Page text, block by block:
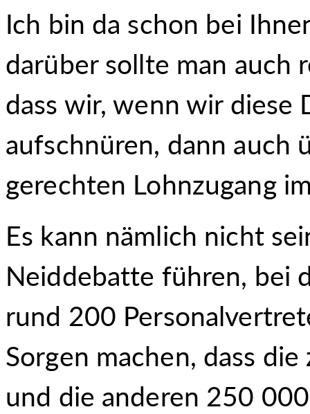
Ich bin da schon bei
darüber sollte man auch
dass wir, wenn wir diese
aufschnüren, dann auch
gerechten Lohnzugang
Es kann nämlich nicht
Neiddebatte führen, bei
rund 200
Sorgen machen, dass
und die anderen 250